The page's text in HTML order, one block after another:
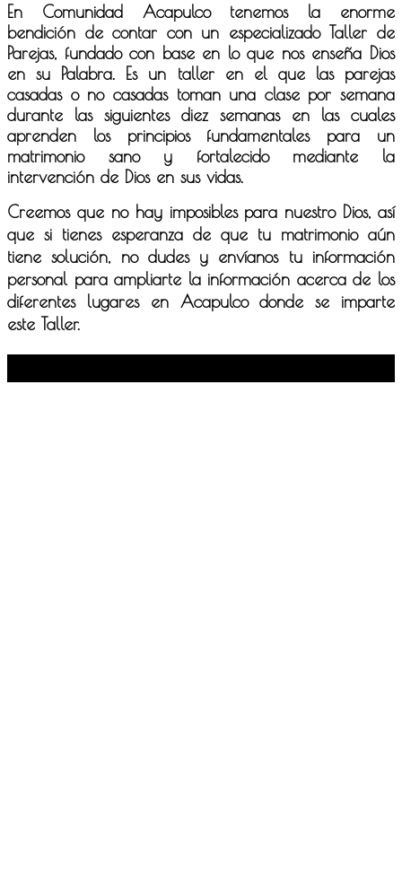
En Comunidad Acapulco tenemos la enorme
bendición de contar con un especializado Taller de
Parejas, fundado con base en lo que nos enseña Dios
en su Palabra. Es un taller en el que las parejas
casadas o no casadas toman una clase por semana
durante las siguientes diez semanas en las cuales
aprenden los principios fundamentales para un
matrimonio sano y fortalecido mediante la
intervención de Dios en sus vidas.
Creemos que no hay imposibles para nuestro Dios, así
que si tienes esperanza de que tu matrimonio aún
tiene solución, no dudes y envíanos tu información
personal para ampliarte la información acerca de los
diferentes lugares en Acapulco donde se imparte
este Taller.